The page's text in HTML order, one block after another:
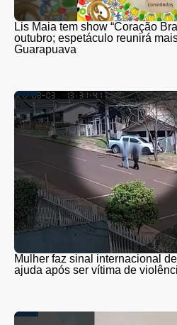
Lis Maia tem show “Coração
outubro; espetáculo reunirá
Guarapuava
Mulher faz sinal internacional
ajuda após ser vítima de